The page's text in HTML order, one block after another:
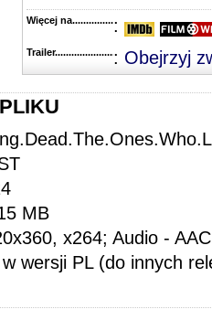
Więcej na........................................
:
Trailer...........................................
: Obejrzyj
MB
x264; Audio - AAC
wersji PL (do innych